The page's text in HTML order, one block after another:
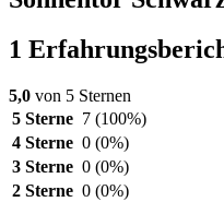
1
5,0 von 5 Sternen
5 Sterne 7 (100%)
4 Sterne 0 (0%)
3 Sterne 0 (0%)
2 Sterne 0 (0%)